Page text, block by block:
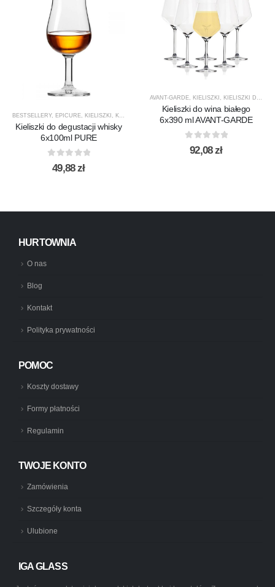
BESTSELLERY, EPICURE KIELISZKI KIELISZKI DO WHISKY PRODUCENCI
Kieliszki do degustacji whisky
6x100ml PURE
out of 5
49,88zł
AVANT-GARDE, KIELISZKI , KIELISZKI DO WINA BIAŁEGO
Kieliszki do wina białego
6x390 ml AVANT-GARDE
out of 5
92,08zł
HURTOWNIA
O nas
Blog
Kontakt
Polityka prywatności
POMOC
Koszty dostawy
Formy płatności
Regulamin
TWOJE KONTO
Zamówienia
Szczegóły konta
Ulubione
IGA GLASS